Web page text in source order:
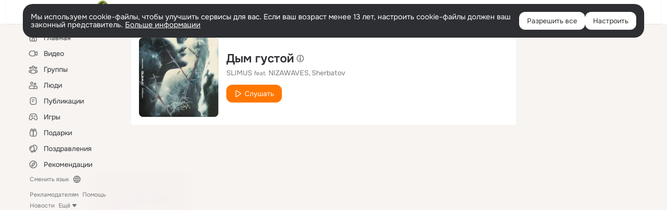
Войти
Мы используем cookie-файлы, чтобы улучшить сервисы для вас. Если ваш возраст менее 13 лет, настроить cookie-файлы должен ваш
законный представитель. Больше информации Разрешить все Настроить
Левая
колонкаГлавная
Видео
Группы
Люди
Публикации
Игры
Подарки
Поздравления
Рекомендации
Сменить язык
Рекламодателям Помощь
Новости Ещё
Дым густой
SLIMUS feat. NIZAWAVES Sherbatov
Слушать